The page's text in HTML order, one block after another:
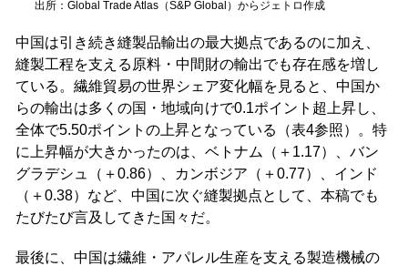
出所：Global Trade Atlas（S&P Global）からジェトロ作成
中国は引き続き縫製品輸出の最大拠点であるのに加え、
縫製工程を支える原料・中間財の輸出でも存在感を増し
ている。繊維貿易の世界シェア変化幅を見ると、中国か
らの輸出は多くの国・地域向けで0.1ポイント超上昇し、
全体で5.50ポイントの上昇となっている（表4参照）。特
に上昇幅が大きかったのは、ベトナム（＋1.17）、バン
グラデシュ（＋0.86）、カンボジア（＋0.77）、インド
（＋0.38）など、中国に次ぐ縫製拠点として、本稿でも
たびたび言及してきた国々だ。
最後に、中国は繊維・アパレル生産を支える製造機械の